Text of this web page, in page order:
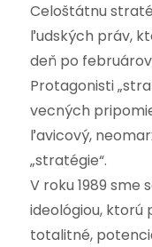
Celoštátnu
ľudských práv,
deň po
Protagonisti
vecných
ľavicový,
„stratégie“.
V roku 1989 sme
ideológiou, ktorú
totalitné,